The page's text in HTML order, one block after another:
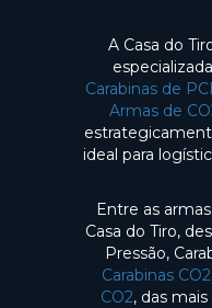
A Casa do
Carabinas de
Armas de
ideal para
Entre as
Casa do Tiro,
Pressão,
Carabinas CO2
CO2, das